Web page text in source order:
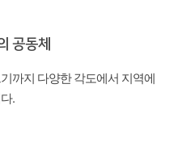
공동체
까지 다양한 각도에서 지역에
.